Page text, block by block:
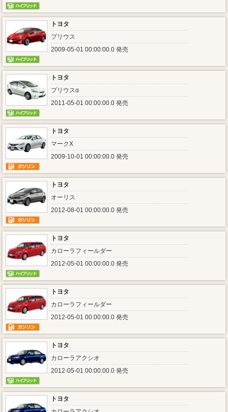
トヨタ
プリウス
2009-05-01 00:00:00.0 発売
トヨタ
プリウスα
2011-05-01 00:00:00.0 発売
トヨタ
マークX
2009-10-01 00:00:00.0 発売
トヨタ
オーリス
2012-08-01 00:00:00.0 発売
トヨタ
カローラフィールダー
2012-05-01 00:00:00.0 発売
トヨタ
カローラフィールダー
2012-05-01 00:00:00.0 発売
トヨタ
カローラアクシオ
2012-05-01 00:00:00.0 発売
トヨタ